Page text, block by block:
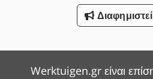
Werktuigen.gr είναι